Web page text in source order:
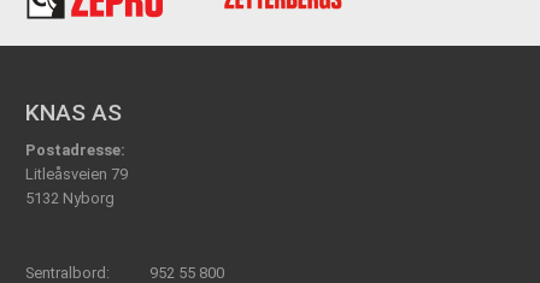
KNAS AS
Postadresse:
Litleåsveien 79
5132 Nyborg
Sentralbord: 952 55 800